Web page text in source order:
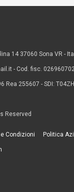
14 37060 Sona VR -
- Cod. fisc.
Rea 255607 - SDI:
Reserved
Condizioni Politica